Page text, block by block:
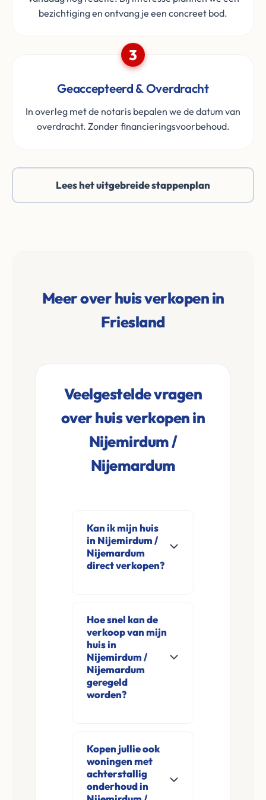
bezichtiging en ontvang je een concreet bod.
3
Geaccepteerd & Overdracht
In overleg met de notaris bepalen we de datum van
overdracht. Zonder financieringsvoorbehoud.
Lees het uitgebreide stappenplan
Meer over huis verkopen in
Friesland
Veelgestelde vragen
over huis verkopen in
Nijemirdum /
Nijemardum
Kan ik mijn huis
in Nijemirdum /
Nijemardum
direct verkopen?
direct aan in
Nijemirdum /
Nijemardum en
omgeving. U
verkoopt
en zonder
makelaarskosten.
Hoe snel kan de
verkoop van mijn
huis in
Nijemirdum /
Nijemardum
geregeld
worden?
aanvraag en
eventuele korte
opname al binnen 24
Kopen jullie ook
woningen met
achterstallig
onderhoud in